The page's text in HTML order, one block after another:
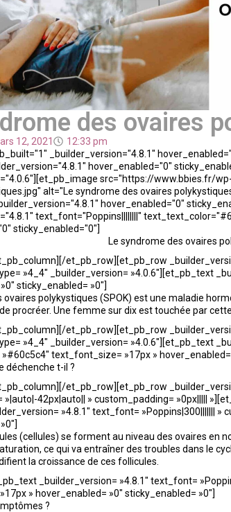
des ovaires
12, 2021
12:33 pm
_builder_version="4.8.1"
hover_enabled="0"
src="https://www.bbies.fr/
alt="Le syndrome des ovaires
hover_enabled="0"
text_font="Poppins||||||||"
sticky_enabled="0"]
Le syndrome des ovaires
et_pb_row][et_pb_row
»4_4″ _builder_version= »4.0.6″][et_pb_text
sticky_enabled= »0″]
ovaires polykystiques (SPOK) est une maladie
procréer. Une femme sur dix est touchée par
et_pb_row][et_pb_row
»4_4″ _builder_version= »4.0.6″][et_pb_text
text_font_size= »17px » hover_enabled=
déchenche t-il ?
et_pb_row][et_pb_row
42px|auto|| » custom_padding= »0px|||||
»4.8.1″ text_font= »Poppins|300||||||| »
(cellules) se forment au niveau des ovaires en
ce qui va entraîner des troubles dans le
la croissance de ces follicules.
_builder_version= »4.8.1″ text_font=
» hover_enabled= »0″ sticky_enabled= »0″]
?